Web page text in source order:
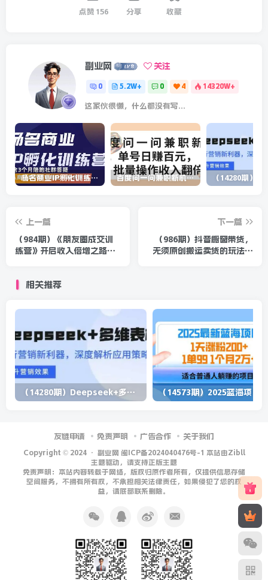
点赞 156 分享 收藏
副业网 关注
0 5.2W+ 0 4 14320W+
这家伙很懒，什么都没有写...
杨名商业IP孵化训练营，从商业到内容到转化一站式学 价值5980元 百度问一问兼职新机遇，单号日赚百元，批量操作收入翻倍
上一篇
（984期）《朋友圈成交训
练营》开启收入倍增之路，
下一篇
（986期）抖音橱窗带货，
无须原创搬运卖货的玩法实
相关推荐
（14280期）Deepseek+多维表格，银行营销新利器，深度解析应用策略，提升营销效果
友链申请 免责声明 广告合作 关于我们
Copyright © 2024 · 副业网 闽ICP备2024040476号-1 本站由Zibll
主题驱动，请支持正版主题
免责声明：本站内容转载于网络，版权归原作者所有，仅提供信息存储
空间服务，不拥有所有权，不承担相关法律责任，如果侵犯了您的权
益，请底部联系删除。